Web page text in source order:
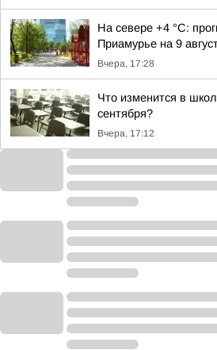
На севере +4 °С:
Приамурье на 9
Вчера, 17:28
Что изменится в
сентября?
Вчера, 17:12